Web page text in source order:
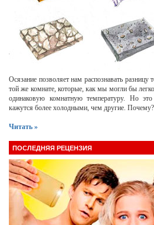
Осязание позволяет нам распознавать разницу
той же комнате, которые, как мы могли бы
одинаковую комнатную температуру. Но
кажутся более холодными, чем другие. Почему?
Читать »
ПОСЛЕДНЯЯ РЕЦЕНЗИЯ